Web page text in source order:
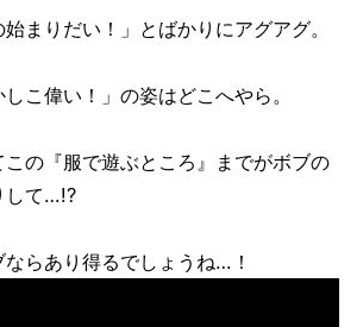
まりだい！」とばかりにアグアグ。
こ偉い！」の姿はどこへやら。
この『服で遊ぶところ』までがボブの
して…!?
らあり得るでしょうね…！